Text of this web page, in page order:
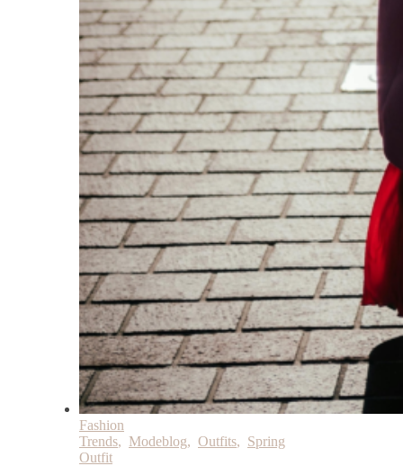
Fashion
Trends, Modeblog, Outfits, Spring
Outfit